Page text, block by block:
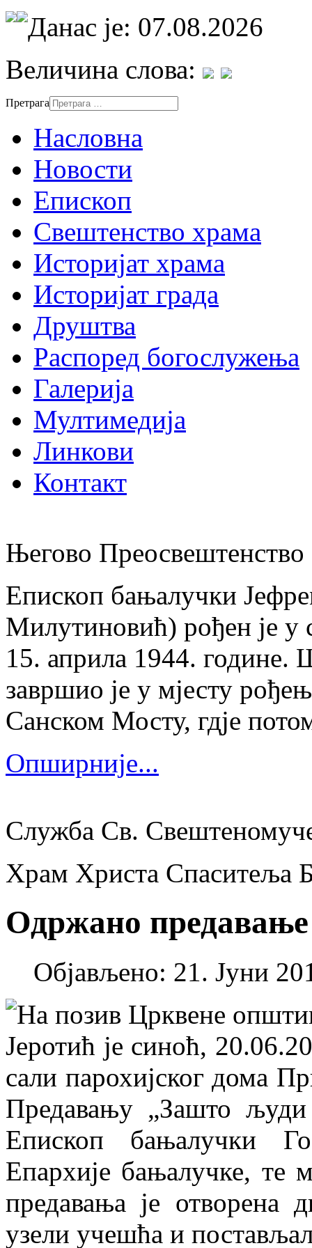
Данас је: 07.08.2026
Величина слова:
Претрага
Насловна
Новости
Епископ
Свештенство храма
Историјат храма
Историјат града
Друштва
Распоред богослужења
Галерија
Мултимедија
Линкови
Контакт
Његово
Епископ бањалучки
Милутиновић) рођен је у
15. априла 1944. године.
завршио је у мјесту
Санском Мосту, гдје
Опширније...
Служба Св.
Храм Христа Спаситеља
Одржано предавање
Објављено: 21. Јуни
На позив Црквене
Јеротић је синоћ,
сали парохијског дома
Предавању „Зашто људи
Епископ бањалучки
Епархије бањалучке, те
предавања је отворена
узели учешћа и